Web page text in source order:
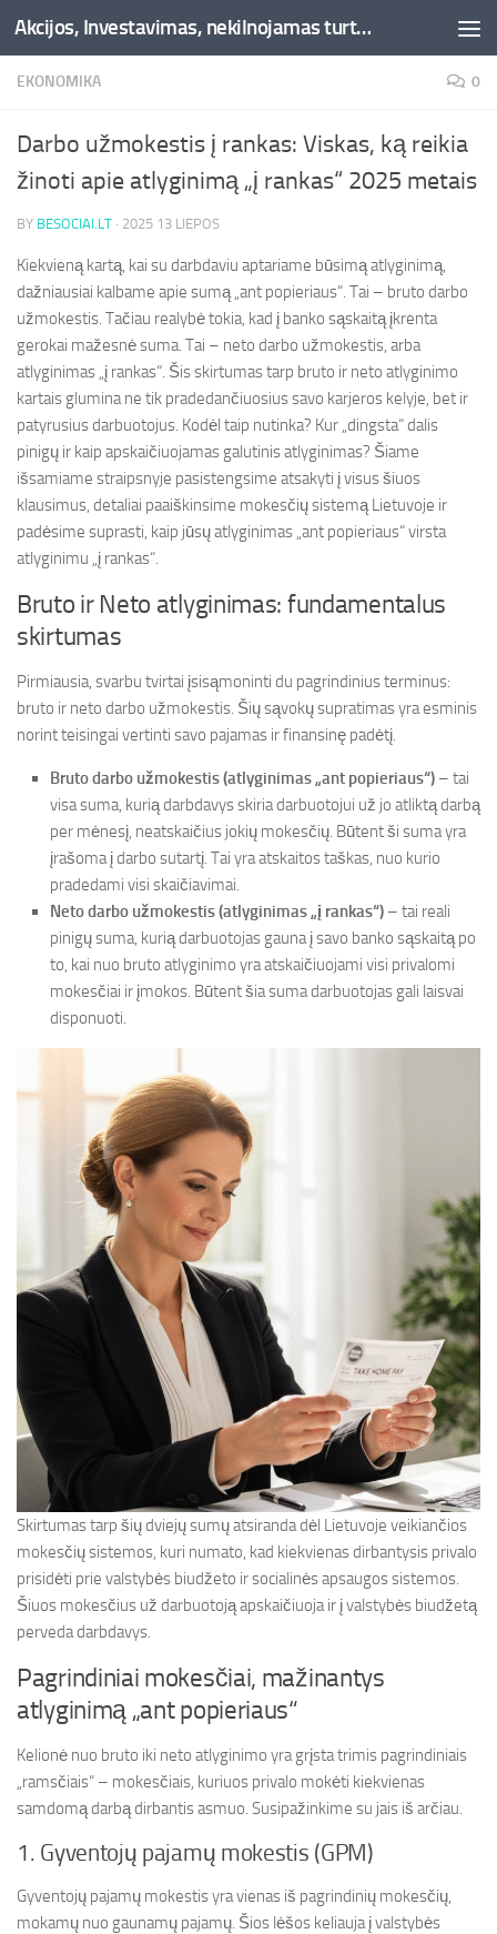
Skip to content Akcijos, Investavimas, nekilnojamas turtas, kriptovaliutos - Besociai.lt
EKONOMIKA 0
Darbo užmokestis į rankas: Viskas, ką reikia
žinoti apie atlyginimą „į rankas“ 2025 metais
BY BESOCIAI.LT · 2025 13 LIEPOS
Kiekvieną kartą, kai su darbdaviu aptariame būsimą atlyginimą,
dažniausiai kalbame apie sumą „ant popieriaus“. Tai – bruto darbo
užmokestis. Tačiau realybė tokia, kad į banko sąskaitą įkrenta
gerokai mažesnė suma. Tai – neto darbo užmokestis, arba
atlyginimas „į rankas“. Šis skirtumas tarp bruto ir neto atlyginimo
kartais glumina ne tik pradedančiuosius savo karjeros kelyje, bet ir
patyrusius darbuotojus. Kodėl taip nutinka? Kur „dingsta“ dalis
pinigų ir kaip apskaičiuojamas galutinis atlyginimas? Šiame
išsamiame straipsnyje pasistengsime atsakyti į visus šiuos
klausimus, detaliai paaiškinsime mokesčių sistemą Lietuvoje ir
padėsime suprasti, kaip jūsų atlyginimas „ant popieriaus“ virsta
atlyginimu „į rankas“.
Bruto ir Neto atlyginimas: fundamentalus
skirtumas
Pirmiausia, svarbu tvirtai įsisąmoninti du pagrindinius terminus:
bruto ir neto darbo užmokestis. Šių sąvokų supratimas yra esminis
norint teisingai vertinti savo pajamas ir finansinę padėtį.
Bruto darbo užmokestis (atlyginimas „ant popieriaus“) – tai
visa suma, kurią darbdavys skiria darbuotojui už jo atliktą darbą
per mėnesį, neatskaičius jokių mokesčių. Būtent ši suma yra
įrašoma į darbo sutartį. Tai yra atskaitos taškas, nuo kurio
pradedami visi skaičiavimai.
Neto darbo užmokestis (atlyginimas „į rankas“) – tai reali
pinigų suma, kurią darbuotojas gauna į savo banko sąskaitą po
to, kai nuo bruto atlyginimo yra atskaičiuojami visi privalomi
mokesčiai ir įmokos. Būtent šia suma darbuotojas gali laisvai
disponuoti.
Skirtumas tarp šių dviejų sumų atsiranda dėl Lietuvoje veikiančios
mokesčių sistemos, kuri numato, kad kiekvienas dirbantysis privalo
prisidėti prie valstybės biudžeto ir socialinės apsaugos sistemos.
Šiuos mokesčius už darbuotoją apskaičiuoja ir į valstybės biudžetą
perveda darbdavys.
Pagrindiniai mokesčiai, mažinantys
atlyginimą „ant popieriaus“
Kelionė nuo bruto iki neto atlyginimo yra grįsta trimis pagrindiniais
„ramsčiais“ – mokesčiais, kuriuos privalo mokėti kiekvienas
samdomą darbą dirbantis asmuo. Susipažinkime su jais iš arčiau.
1. Gyventojų pajamų mokestis (GPM)
Gyventojų pajamų mokestis yra vienas iš pagrindinių mokesčių,
mokamų nuo gaunamų pajamų. Šios lėšos keliauja į valstybės